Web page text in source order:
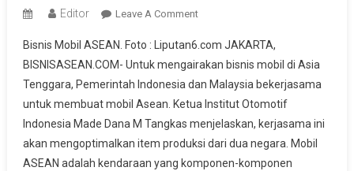
Editor Leave A CommentOn
Dan
Malaysia
Kolaborasi
Produksi
Mobil
ASEAN
Bisnis Mobil ASEAN. Foto : Liputan6.com JAKARTA,
BISNISASEAN.COM- Untuk mengairakan bisnis mobil di Asia
Tenggara, Pemerintah Indonesia dan Malaysia bekerjasama
untuk membuat mobil Asean. Ketua Institut Otomotif
Indonesia Made Dana M Tangkas menjelaskan, kerjasama ini
akan mengoptimalkan item produksi dari dua negara. Mobil
ASEAN adalah kendaraan yang komponen-komponen